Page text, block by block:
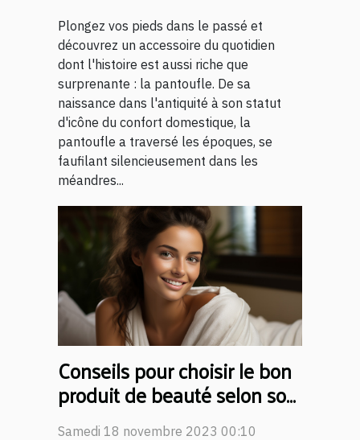
Plongez vos pieds dans le passé et
découvrez un accessoire du quotidien
dont l'histoire est aussi riche que
surprenante : la pantoufle. De sa
naissance dans l'antiquité à son statut
d'icône du confort domestique, la
pantoufle a traversé les époques, se
faufilant silencieusement dans les
méandres...
Conseils pour choisir le bon
produit de beauté selon son
type de peau
Samedi 18 novembre 2023 00:10